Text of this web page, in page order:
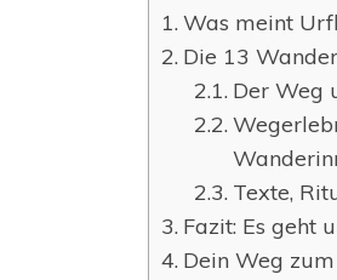
Was meint
Die 13
Der Weg
Texte,
Fazit: Es geht
Dein Weg